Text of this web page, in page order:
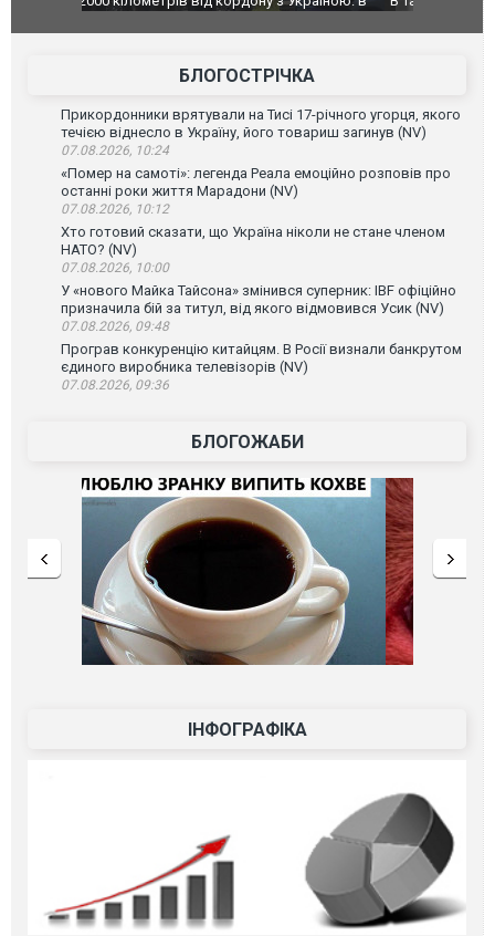
постраждали. ВІДЕО
БЛОГОСТРІЧКА
Прикордонники врятували на Тисі 17-річного угорця, якого
течією віднесло в Україну, його товариш загинув (NV)
07.08.2026, 10:24
«Помер на самоті»: легенда Реала емоційно розповів про
останні роки життя Марадони (NV)
07.08.2026, 10:12
Хто готовий сказати, що Україна ніколи не стане членом
НАТО? (NV)
07.08.2026, 10:00
У «нового Майка Тайсона» змінився суперник: IBF офіційно
призначила бій за титул, від якого відмовився Усик (NV)
07.08.2026, 09:48
Програв конкуренцію китайцям. В Росії визнали банкрутом
єдиного виробника телевізорів (NV)
07.08.2026, 09:36
БЛОГОЖАБИ
ІНФОГРАФІКА